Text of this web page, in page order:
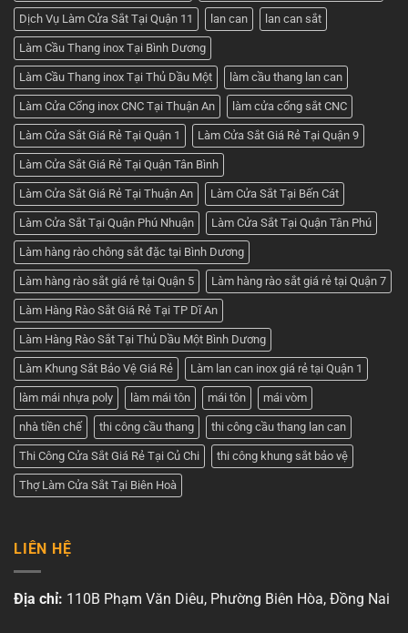
Dịch Vụ Làm Cửa Sắt Tại Quận 11 lan can lan can sắt
Làm Cầu Thang inox Tại Bình Dương
Làm Cầu Thang inox Tại Thủ Dầu Một làm cầu thang lan can
Làm Cửa Cổng inox CNC Tại Thuận An làm cửa cổng sắt CNC
Làm Cửa Sắt Giá Rẻ Tại Quận 1 Làm Cửa Sắt Giá Rẻ Tại Quận 9
Làm Cửa Sắt Giá Rẻ Tại Quận Tân Bình
Làm Cửa Sắt Giá Rẻ Tại Thuận An Làm Cửa Sắt Tại Bến Cát
Làm Cửa Sắt Tại Quận Phú Nhuận Làm Cửa Sắt Tại Quận Tân Phú
Làm hàng rào chông sắt đặc tại Bình Dương
Làm hàng rào sắt giá rẻ tại Quận 5 Làm hàng rào sắt giá rẻ tại Quận 7
Làm Hàng Rào Sắt Giá Rẻ Tại TP Dĩ An
Làm Hàng Rào Sắt Tại Thủ Dầu Một Bình Dương
Làm Khung Sắt Bảo Vệ Giá Rẻ Làm lan can inox giá rẻ tại Quận 1
làm mái nhựa poly làm mái tôn mái tôn mái vòm
nhà tiền chế thi công cầu thang thi công cầu thang lan can
Thi Công Cửa Sắt Giá Rẻ Tại Củ Chi thi công khung sắt bảo vệ
Thợ Làm Cửa Sắt Tại Biên Hoà
LIÊN HỆ
Địa chỉ: 110B Phạm Văn Diêu, Phường Biên Hòa, Đồng Nai